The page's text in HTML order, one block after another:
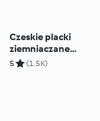
Czeskie placki
ziemniaczane
(Bramboráky)
5 (1.5K)